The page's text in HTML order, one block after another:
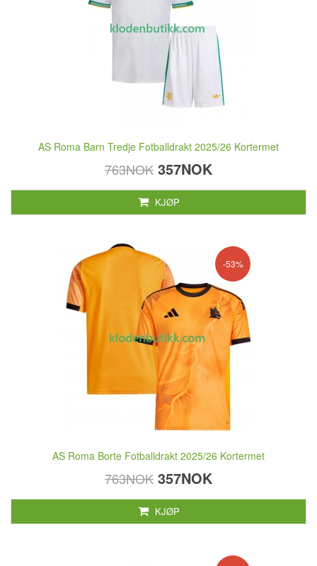
AS Roma Barn Tredje Fotballdrakt 2025/26 Kortermet
763NOK 357NOK
KJØP
-53%
AS Roma Borte Fotballdrakt 2025/26 Kortermet
763NOK 357NOK
KJØP